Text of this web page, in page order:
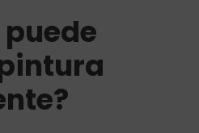
puede